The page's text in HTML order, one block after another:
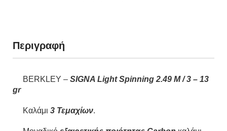
Περιγραφή
BERKLEY – SIGNA Light Spinning 2.49 M / 3 – 13
gr
Kαλάμι 3 Τεμαχίων.